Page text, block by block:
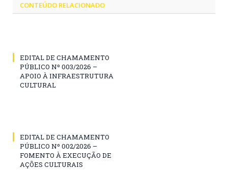
CONTEÚDO RELACIONADO
EDITAL DE CHAMAMENTO
PÚBLICO Nº 003/2026 –
APOIO À INFRAESTRUTURA
CULTURAL
EDITAL DE CHAMAMENTO
PÚBLICO Nº 002/2026 –
FOMENTO À EXECUÇÃO DE
AÇÕES CULTURAIS